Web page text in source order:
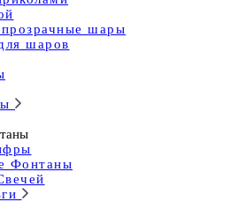
шары
шаров
Фонтаны